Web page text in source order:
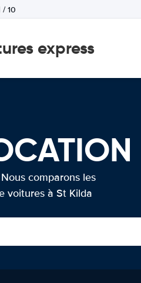
/ 10
express
comparons les
voitures à St Kilda